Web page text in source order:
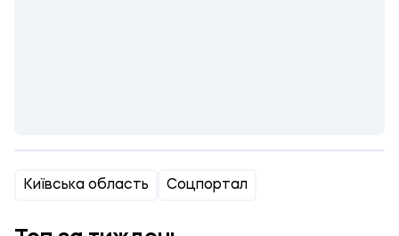
Київська область Соцпортал